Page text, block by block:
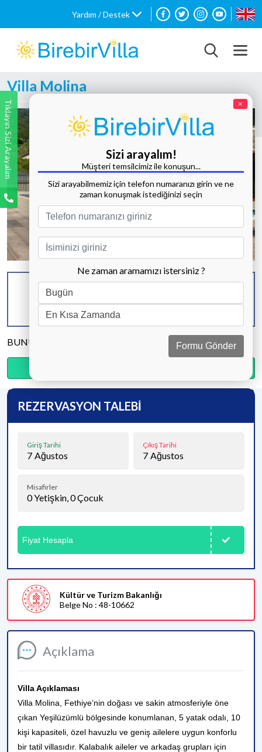
Yardım / Destek
Villa Molina
Tüm Fotoğrafları Göster
KAPASİTE
10 KİŞİ
BANYO & WC
4 ADET
YATAK ODASI
BUNU PAYLAŞ
Açıklama
Villa Açıklaması
Villa Molina, Fethiye’nin doğası ve sakin atmosferiyle öne
çıkan Yeşilüzümlü bölgesinde konumlanan, 5 yatak odalı, 10
kişi kapasiteli, özel havuzlu ve geniş ailelere uygun konforlu
bir tatil villasıdır. Kalabalık aileler ve arkadaş grupları için
REZERVASYON TALEBİ
Giriş Tarihi
7 Ağustos
Çıkış Tarihi
7 Ağustos
Misafirler
0Yetişkin,0Çocuk
Fiyat Hesapla
Kültür ve Turizm Bakanlığı
Belge No : 48-10662
Tıklayın Sizi Arayalım ×
Sizi arayalım!
Müşteri temsilcimiz ile konuşun...
Sizi arayabilmemiz için telefon numaranızı girin ve ne
zaman konuşmak istediğinizi seçin
Ne zaman aramamızı istersiniz ?
Formu Gönder